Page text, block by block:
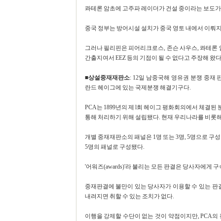
콰테론 암초에 고주파 레이더가 건설 중이라는 보도
중국 정부는 방어시설 설치가 중국 영토 내에서 이뤄
그러나 필리핀은 피어리크로스, 존슨 사우스, 콰테
간출지여서 EEZ 등의 기점이 될 수 없다고 주장해 왔
■상설중재재판소: 12일 남중국해 영유권 분쟁 중재
란드 헤이그에 있는 국제분쟁 해결기구다.
PCA는 1899년의 제 l회 헤이그 평화회의에서 체결
통해 처리하기 위해 설립됐다. 현재 우리나라를 비롯
개별 중재재판소의 패널은 1명 또는 3명, 5명으로 구
5명의 패널로 구성됐다.
'어워즈(awards)'라 불리는 모든 판결은 당사자에게
중재판결에 불만이 있는 당사자가 이용할 수 있는
내려지면 취할 수 있는 조치가 없다.
이행을 강제할 수단이 없는 것이 약점이지만, PCA